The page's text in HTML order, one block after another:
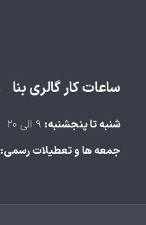
ساعات کار گالری بنا
شنبه تا پنجشنبه:
جمعه ها و تعطیلات رسمی: